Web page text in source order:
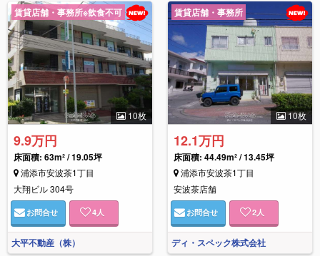
10枚
賃貸店舗・事務所※飲食不可
9.9万円
床面積: 63m² / 19.05坪
浦添市安波茶1丁目
大翔ビル 304号
お問合せ 4人
大平不動産（株）
10枚
賃貸店舗・事務所
12.1万円
床面積: 44.49m² / 13.45坪
浦添市安波茶1丁目
安波茶店舗
お問合せ 2人
ディ・スペック株式会社